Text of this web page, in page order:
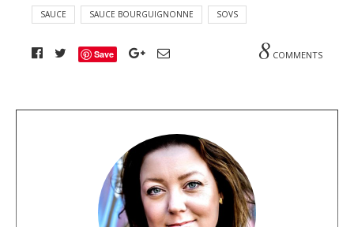
SAUCE SAUCE BOURGUIGNONNE SOVS
Save 8 COMMENTS